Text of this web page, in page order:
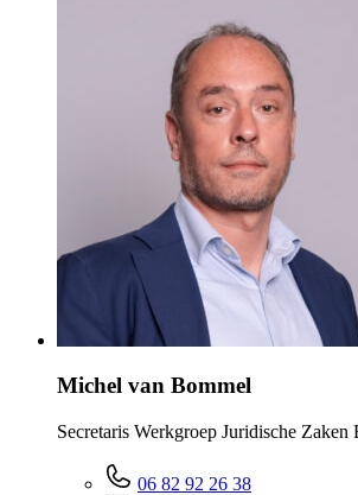
Michel van Bommel
Secretaris Werkgroep Juridische Zaken
06 82 92 26 38